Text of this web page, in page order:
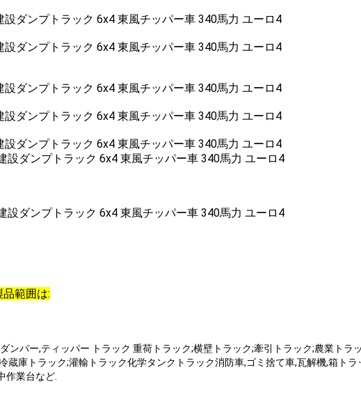
範囲は:
ンパー,ティッパー トラック 重荷トラック;横壁トラック;牽引トラック;農業トラ
蔵庫トラック;灌輸トラック化学タンクトラック消防車,ゴミ捨て車,瓦解機,箱ト
作業台など.